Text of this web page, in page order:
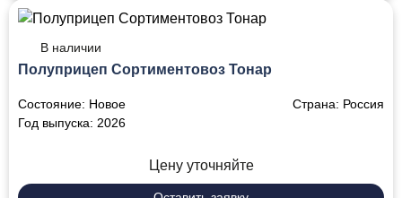
В наличии
Полуприцеп Сортиментовоз Тонар
Состояние: Новое Страна: Россия
Год выпуска: 2026
Цену уточняйте